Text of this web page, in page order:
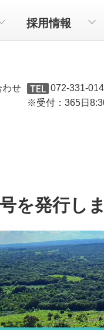
採用情報
072-331-
※受付：365日
わせ
を発行し